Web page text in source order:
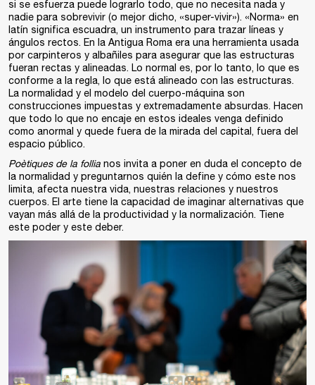
si se esfuerza puede lograrlo todo, que no necesita nada y
nadie para sobrevivir (o mejor dicho, «super-vivir»). «Norma» en
latín significa escuadra, un instrumento para trazar líneas y
ángulos rectos. En la Antigua Roma era una herramienta usada
por carpinteros y albañiles para asegurar que las estructuras
fueran rectas y alineadas. Lo normal es, por lo tanto, lo que es
conforme a la regla, lo que está alineado con las estructuras.
La normalidad y el modelo del cuerpo-máquina son
construcciones impuestas y extremadamente absurdas. Hacen
que todo lo que no encaje en estos ideales venga definido
como anormal y quede fuera de la mirada del capital, fuera del
espacio público.
Poètiques de la follia nos invita a poner en duda el concepto de
la normalidad y preguntarnos quién la define y cómo este nos
limita, afecta nuestra vida, nuestras relaciones y nuestros
cuerpos. El arte tiene la capacidad de imaginar alternativas que
vayan más allá de la productividad y la normalización. Tiene
este poder y este deber.